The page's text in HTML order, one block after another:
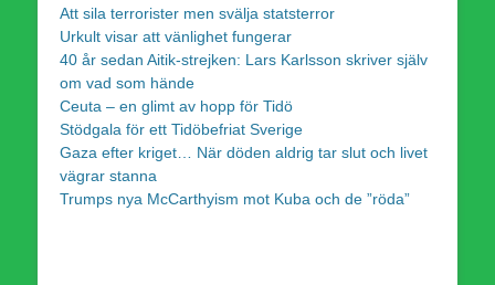
Att sila terrorister men svälja statsterror
Urkult visar att vänlighet fungerar
40 år sedan Aitik-strejken: Lars Karlsson skriver själv
om vad som hände
Ceuta – en glimt av hopp för Tidö
Stödgala för ett Tidöbefriat Sverige
Gaza efter kriget… När döden aldrig tar slut och livet
vägrar stanna
Trumps nya McCarthyism mot Kuba och de ”röda”